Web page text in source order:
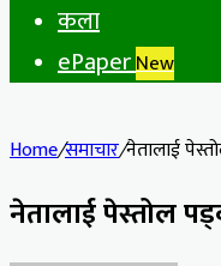
कला
ePaperNew
Home/समाचार/नेतालाई
नेतालाई पेस्तोल